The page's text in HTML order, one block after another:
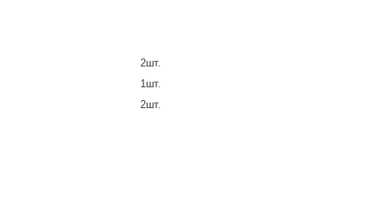
2шт.
1шт.
2шт.